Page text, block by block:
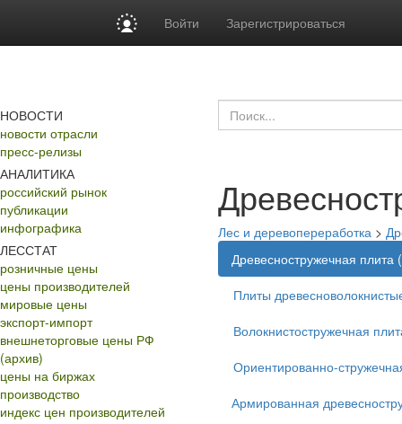
Войти Зарегистрироваться
НОВОСТИ
новости отрасли
пресс-релизы
АНАЛИТИКА
российский рынок
публикации
инфографика
ЛЕССТАТ
розничные цены
цены производителей
мировые цены
экспорт-импорт
внешнеторговые цены РФ
(архив)
цены на биржах
производство
индекс цен производителей
Лес и деревопереработка >
Древесностружечная плита
Плиты
Волокнистостружечная
Ориентированно-
Армированная